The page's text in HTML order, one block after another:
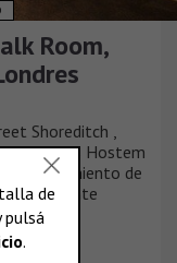
Room,
Shoreditch ,
hombres Hostem
el lanzamiento de
y a los